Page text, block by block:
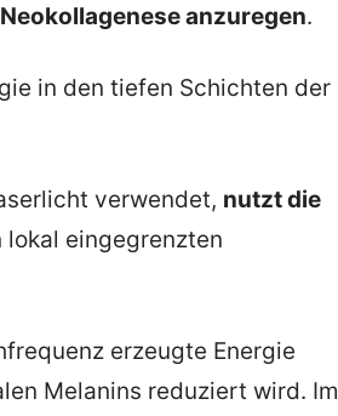
anzuregen.
in den tiefen Schichten der
verwendet, nutzt die
lokal eingegrenzten
erzeugte Energie
Melanins reduziert wird. Im